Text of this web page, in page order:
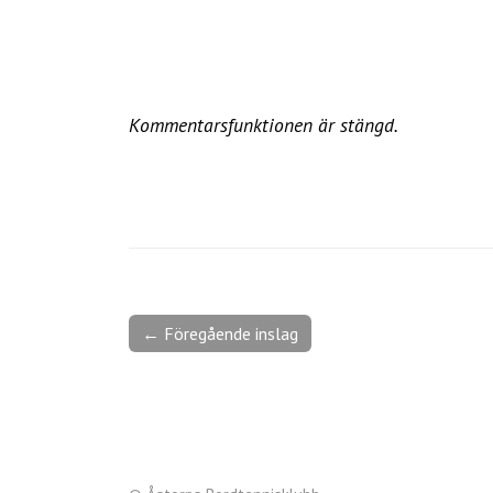
Kommentarsfunktionen är stängd.
← Föregående inslag